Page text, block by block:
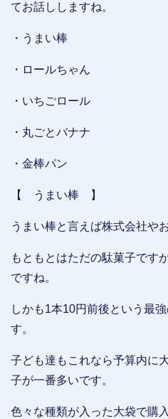
てお話ししますね。
・うまい棒
・ロールちゃん
・いちごロール
・丸ごとバナナ
・金棒パン
【 うまい棒 】
うまい棒と言えば株式会社や
もともとはただの駄菓子です
ですね。
しかも1本10円前後という最
す。
子ども達もこれなら予算内に
子が一番多いです。
色々な種類が入った大袋で購